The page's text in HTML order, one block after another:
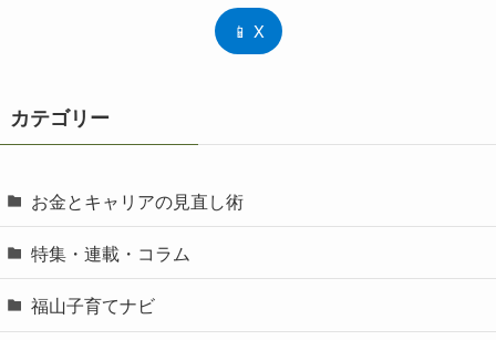
📱 X
カテゴリー
お金とキャリアの見直し術
特集・連載・コラム
福山子育てナビ